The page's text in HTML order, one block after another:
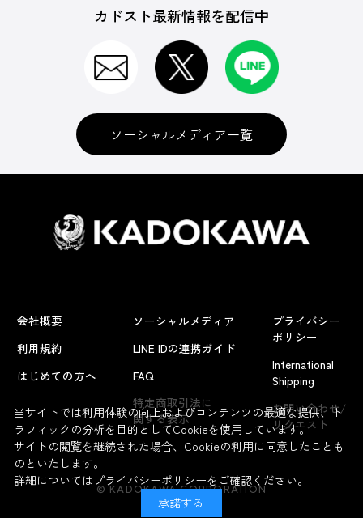
カドスト最新情報を配信中
ソーシャルメディア一覧
会社概要
利用規約
はじめての方へ
ソーシャルメディア
LINE IDの連携ガイド
FAQ
特定商取引法に
関する表示
プライバシー
ポリシー
International
Shipping
お問い合わせ/
リクエスト
© KADOKAWA CORPORATION
当サイトでは利用体験の向上およびコンテンツの最適な提供、ト
ラフィックの分析を目的としてCookieを使用しています。
サイトの閲覧を継続された場合、Cookieの利用に同意したことも
のといたします。
詳細についてはプライバシーポリシーをご確認ください。
承諾する